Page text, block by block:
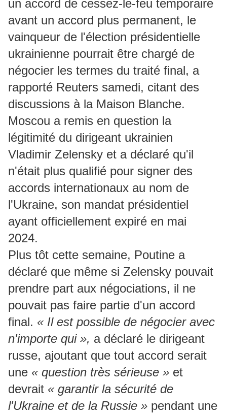
un accord de cessez-le-feu temporaire
avant un accord plus permanent, le
vainqueur de l'élection présidentielle
ukrainienne pourrait être chargé de
négocier les termes du traité final, a
rapporté Reuters samedi, citant des
discussions à la Maison Blanche.
Moscou a remis en question la
légitimité du dirigeant ukrainien
Vladimir Zelensky et a déclaré qu'il
n'était plus qualifié pour signer des
accords internationaux au nom de
l'Ukraine, son mandat présidentiel
ayant officiellement expiré en mai
2024.
Plus tôt cette semaine, Poutine a
déclaré que même si Zelensky pouvait
prendre part aux négociations, il ne
pouvait pas faire partie d'un accord
final. « Il est possible de négocier avec
n'importe qui », a déclaré le dirigeant
russe, ajoutant que tout accord serait
une « question très sérieuse » et
devrait « garantir la sécurité de
l'Ukraine et de la Russie » pendant une